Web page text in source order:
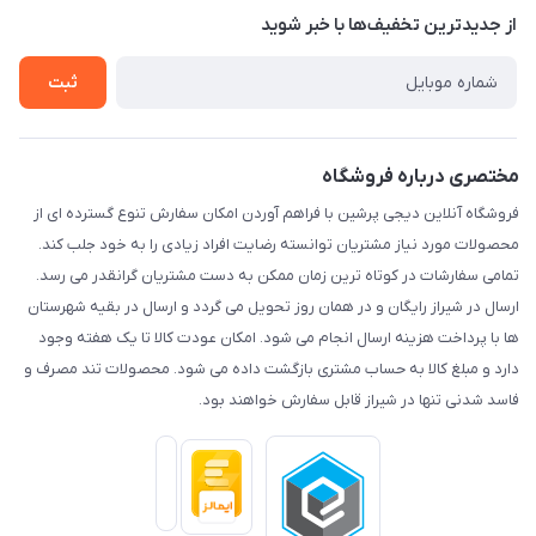
درباره ما
راهنما
از جدید‌ترین تخفیف‌ها با‌ خبر شوید
ثبت
مختصری درباره فروشگاه
فروشگاه آنلاین دیجی پرشین با فراهم آوردن امکان سفارش تنوع گسترده ای از
محصولات مورد نیاز مشتریان توانسته رضایت افراد زیادی را به خود جلب کند.
تمامی سفارشات در کوتاه ترین زمان ممکن به دست مشتریان گرانقدر می رسد.
ارسال در شیراز رایگان و در همان روز تحویل می گردد و ارسال در بقیه شهرستان
ها با پرداخت هزینه ارسال انجام می شود. امکان عودت کالا تا یک هفته وجود
دارد و مبلغ کالا به حساب مشتری بازگشت داده می شود. محصولات تند مصرف و
فاسد شدنی تنها در شیراز قابل سفارش خواهند بود.